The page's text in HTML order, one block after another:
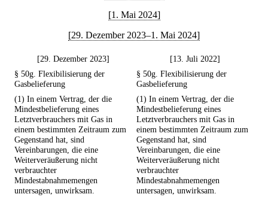
[1. Mai 2024]
[29. Dezember 2023–1. Mai 2024]
[29. Dezember 2023]
[13. Juli 2022]
§ 50g. Flexibilisierung der
Gasbelieferung
§ 50g. Flexibilisierung der
Gasbelieferung
(1) In einem Vertrag, der die
Mindestbelieferung eines
Letztverbrauchers mit Gas in
einem bestimmten Zeitraum zum
Gegenstand hat, sind
Vereinbarungen, die eine
Weiterveräußerung nicht
verbrauchter
Mindestabnahmemengen
untersagen, unwirksam.
(1) In einem Vertrag, der die
Mindestbelieferung eines
Letztverbrauchers mit Gas in
einem bestimmten Zeitraum zum
Gegenstand hat, sind
Vereinbarungen, die eine
Weiterveräußerung nicht
verbrauchter
Mindestabnahmemengen
untersagen, unwirksam.